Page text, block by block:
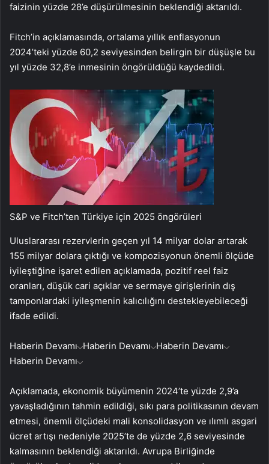
faizinin yüzde 28’e düşürülmesinin beklendiği aktarıldı.
Fitch’in açıklamasında, ortalama yıllık enflasyonun
2024’teki yüzde 60,2 seviyesinden belirgin bir düşüşle bu
yıl yüzde 32,8’e inmesinin öngörüldüğü kaydedildi.
S&P ve Fitch’ten Türkiye için 2025 öngörüleri
Uluslararası rezervlerin geçen yıl 14 milyar dolar artarak
155 milyar dolara çıktığı ve kompozisyonun önemli ölçüde
iyileştiğine işaret edilen açıklamada, pozitif reel faiz
oranları, düşük cari açıklar ve sermaye girişlerinin dış
tamponlardaki iyileşmenin kalıcılığını destekleyebileceği
ifade edildi.
Haberin Devamı Haberin Devamı Haberin Devamı
Haberin Devamı
Açıklamada, ekonomik büyümenin 2024’te yüzde 2,9’a
yavaşladığının tahmin edildiği, sıkı para politikasının devam
etmesi, önemli ölçüdeki mali konsolidasyon ve ılımlı asgari
ücret artışı nedeniyle 2025’te de yüzde 2,6 seviyesinde
kalmasının beklendiği aktarıldı. Avrupa Birliğinde